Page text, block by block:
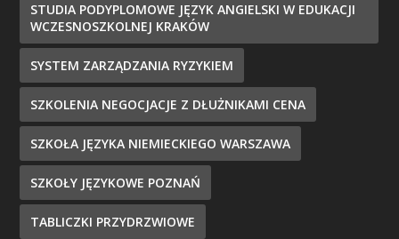
STUDIA PODYPLOMOWE JĘZYK ANGIELSKI W EDUKACJI
WCZESNOSZKOLNEJ KRAKÓW
SYSTEM ZARZĄDZANIA RYZYKIEM
SZKOLENIA NEGOCJACJE Z DŁUŻNIKAMI CENA
SZKOŁA JĘZYKA NIEMIECKIEGO WARSZAWA
SZKOŁY JĘZYKOWE POZNAŃ
TABLICZKI PRZYDRZWIOWE